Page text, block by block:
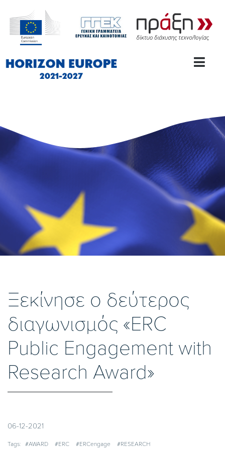
Ξεκίνησε ο δεύτερος
διαγωνισμός «ERC
Public Engagement with
Research Award»
06-12-2021
Tags: #AWARD #ERC #ERCengage #RESEARCH